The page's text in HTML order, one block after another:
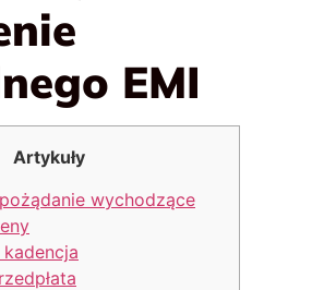
EMI
Artykuły
wychodzące